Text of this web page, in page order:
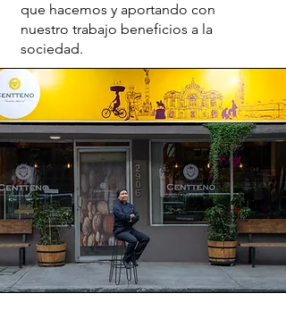
que hacemos y aportando con
nuestro trabajo beneficios a la
sociedad.